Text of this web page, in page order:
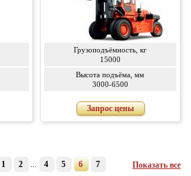
Грузоподъёмность, кг
15000
Высота подъёма, мм
3000-6500
Запрос цены
Показать все
1 2 ... 4 5 6 7